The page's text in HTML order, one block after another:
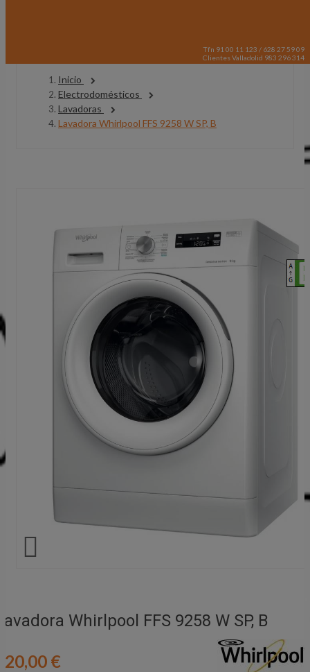
Tfn 91 00 11 123 / 628 27 59 09
Clientes Valladolid 983 296 314
Inicio
Electrodomésticos
Lavadoras
Lavadora Whirlpool FFS 9258 W SP, B

Whirlpool FFS 9258 W SP, B
€